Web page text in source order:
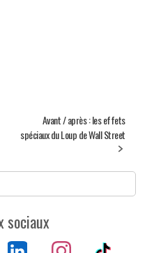
Avant / après : les effets
spéciaux du Loup de Wall Street
sociaux